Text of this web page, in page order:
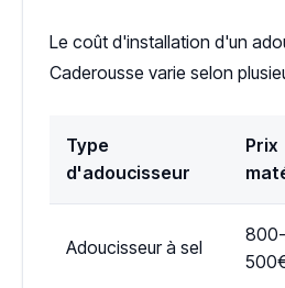
Le coût d'installation d'un
Caderousse varie selon
Type
d'adoucisseur
Prix
Adoucisseur à sel